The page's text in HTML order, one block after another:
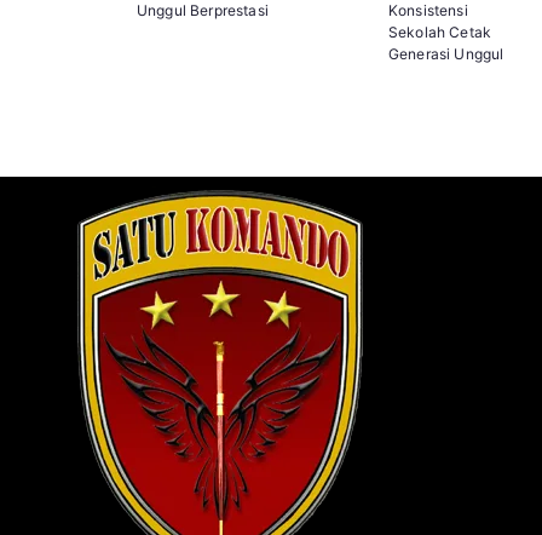
Unggul Berprestasi
Konsistensi
Sekolah Cetak
Generasi Unggul